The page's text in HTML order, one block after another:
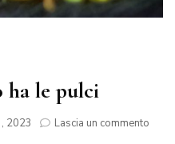
ha le pulci
2023 Lascia un commento